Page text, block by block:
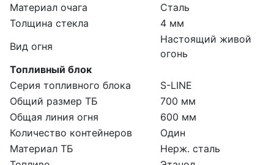
Материал очага
Сталь
Толщина стекла
4 мм
Вид огня
Настоящий живой
огонь
Топливный блок
Серия топливного блока
S-LINE
Общий размер ТБ
700 мм
Общая линия огня
600 мм
Количество контейнеров
Один
Материал ТБ
Нерж. сталь